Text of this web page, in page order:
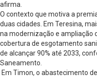
afirma.
O contexto que motiva a
duas cidades. Em Teresina,
na modernização e ampliação
cobertura de esgotamento
de alcançar 90% até 2033,
Saneamento.
Em Timon, o abastecimento